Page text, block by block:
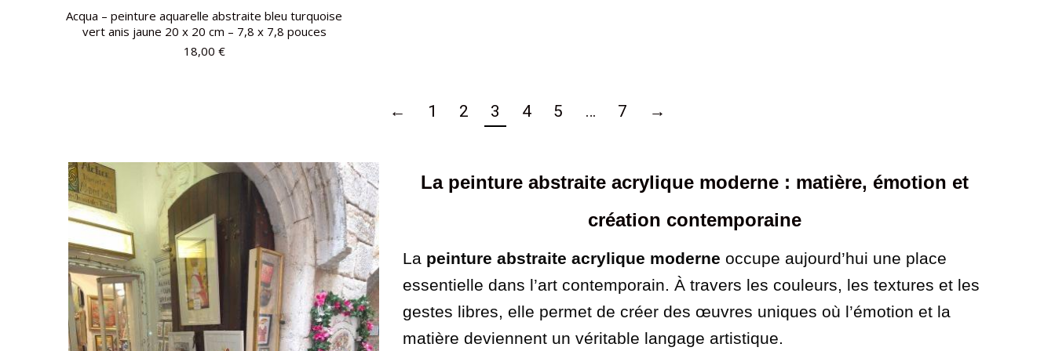
Acqua – peinture aquarelle abstraite bleu turquoise
vert anis jaune 20 x 20 cm – 7,8 x 7,8 pouces
18,00 €
← 1 2 3 4 5 … 7 →
La peinture abstraite acrylique moderne : matière, émotion et
création contemporaine
La peinture abstraite acrylique moderne occupe aujourd’hui une place
essentielle dans l’art contemporain. À travers les couleurs, les textures et les
gestes libres, elle permet de créer des œuvres uniques où l’émotion et la
matière deviennent un véritable langage artistique.